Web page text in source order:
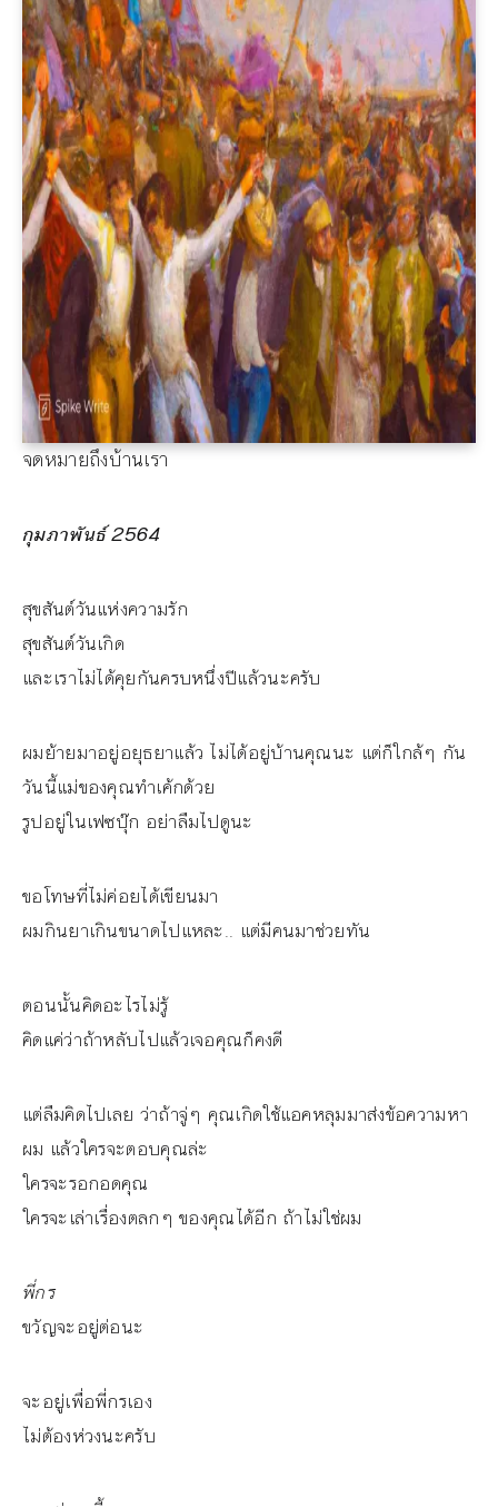
จดหมายถึงบ้านเรา
กุมภาพันธ์ 2564
สุขสันต์วันแห่งความรัก
สุขสันต์วันเกิด
และเราไม่ได้คุยกันครบหนึ่งปีแล้วนะครับ
ผมย้ายมาอยู่อยุธยาแล้ว ไม่ได้อยู่บ้านคุณนะ แต่ก็ใกล้ๆ กัน
วันนี้แม่ของคุณทำเค้กด้วย
รูปอยู่ในเฟซบุ๊ก อย่าลืมไปดูนะ
ขอโทษที่ไม่ค่อยได้เขียนมา
ผมกินยาเกินขนาดไปแหละ.. แต่มีคนมาช่วยทัน
ตอนนั้นคิดอะไรไม่รู้
คิดแค่ว่าถ้าหลับไปแล้วเจอคุณก็คงดี
แต่ลืมคิดไปเลย ว่าถ้าจู่ๆ คุณเกิดใช้แอคหลุมมาส่งข้อความหา
ผม แล้วใครจะตอบคุณล่ะ
ใครจะรอกอดคุณ
ใครจะเล่าเรื่องตลกๆ ของคุณได้อีก ถ้าไม่ใช่ผม
พี่กร
ขวัญจะอยู่ต่อนะ
จะอยู่เพื่อพี่กรเอง
ไม่ต้องห่วงนะครับ